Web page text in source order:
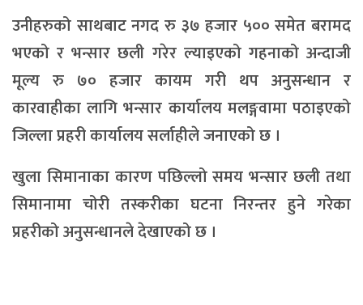
उनीहरुको साथबाट नगद रु ३७ हजार ५०० समेत बरामद
भएको र भन्सार छली गरेर ल्याइएको गहनाको अन्दाजी
मूल्य रु ७० हजार कायम गरी थप अनुसन्धान र
कारवाहीका लागि भन्सार कार्यालय मलङ्गवामा पठाइएको
जिल्ला प्रहरी कार्यालय सर्लाहीले जनाएको छ ।
खुला सिमानाका कारण पछिल्लो समय भन्सार छली तथा
सिमानामा चोरी तस्करीका घटना निरन्तर हुने गरेका
प्रहरीको अनुसन्धानले देखाएको छ ।